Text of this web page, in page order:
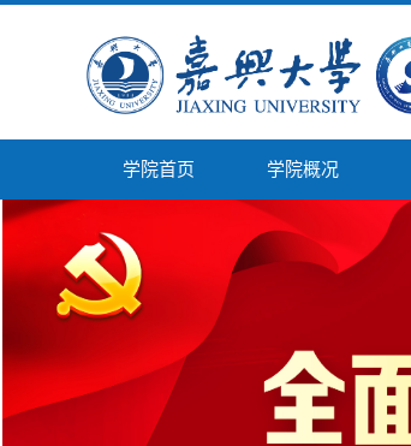
学院首页 学院概况